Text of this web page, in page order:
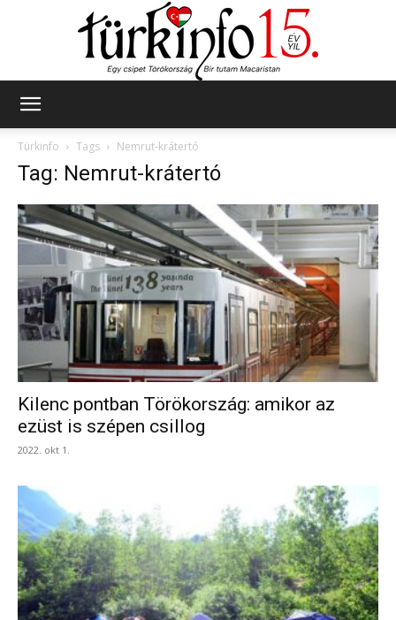
Türkinfo
Tags Nemrut-krátertó
Tag: Nemrut-krátertó
Kilenc pontban Törökország: amikor az
ezüst is szépen csillog
2022. okt 1.